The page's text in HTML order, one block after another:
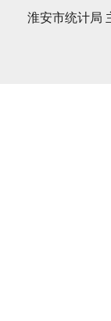
淮安市统计